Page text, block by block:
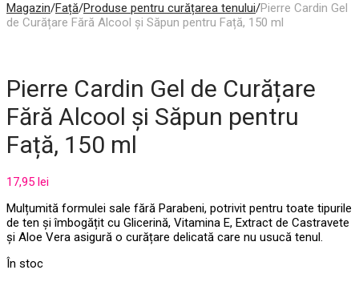
Magazin/Față/Produse pentru curățarea tenului/Pierre Cardin Gel
de Curățare Fără Alcool și Săpun pentru Față, 150 ml
Pierre Cardin Gel de Curățare
Fără Alcool și Săpun pentru
Față, 150 ml
17,95 lei
Mulțumită formulei sale fără Parabeni, potrivit pentru toate tipurile
de ten și îmbogățit cu Glicerină, Vitamina E, Extract de Castravete
și Aloe Vera asigură o curățare delicată care nu usucă tenul.
În stoc